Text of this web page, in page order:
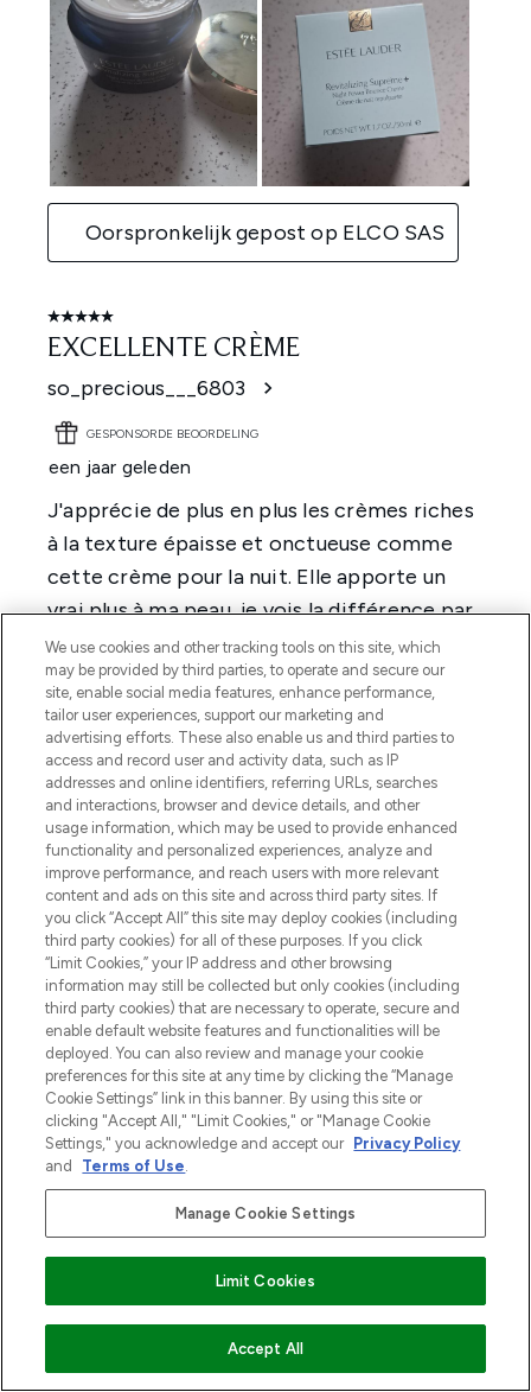
VOEG TOE AAN WINKELMANDJE
We use cookies and other tracking tools on this site, which
may be provided by third parties, to operate and secure our
site, enable social media features, enhance performance,
tailor user experiences, support our marketing and
advertising efforts. These also enable us and third parties to
access and record user and activity data, such as IP
addresses and online identifiers, referring URLs, searches
and interactions, browser and device details, and other
usage information, which may be used to provide enhanced
functionality and personalized experiences, analyze and
improve performance, and reach users with more relevant
content and ads on this site and across third party sites. If
you click “Accept All” this site may deploy cookies (including
third party cookies) for all of these purposes. If you click
“Limit Cookies,” your IP address and other browsing
information may still be collected but only cookies (including
third party cookies) that are necessary to operate, secure and
enable default website features and functionalities will be
deployed. You can also review and manage your cookie
preferences for this site at any time by clicking the “Manage
Cookie Settings” link in this banner. By using this site or
clicking "Accept All," "Limit Cookies," or "Manage Cookie
Settings," you acknowledge and accept our Privacy Policy
and
Terms of Use.
Manage Cookie Settings
Limit Cookies
Accept All